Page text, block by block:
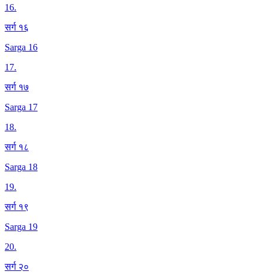
16.
सर्ग १६
Sarga 16
17.
सर्ग १७
Sarga 17
18.
सर्ग १८
Sarga 18
19.
सर्ग १९
Sarga 19
20.
सर्ग २०